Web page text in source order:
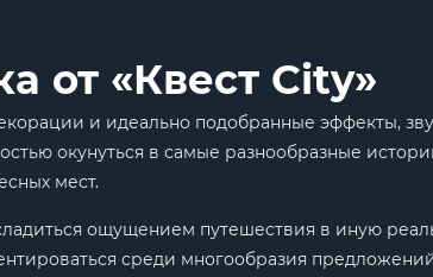
от «Квест City»
и идеально подобранные эффекты,
окунуться в самые разнообразные
мест.
ощущением путешествия в иную
среди многообразия